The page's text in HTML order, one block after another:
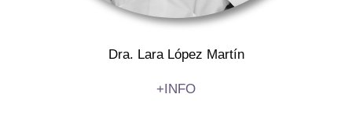
Dra. Lara López Martín
+INFO